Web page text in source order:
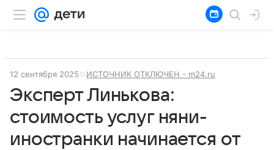
12 сентября 2025 ИСТОЧНИК ОТКЛЮЧЕН - m24.ru
Эксперт Линькова:
стоимость услуг няни-
иностранки начинается от